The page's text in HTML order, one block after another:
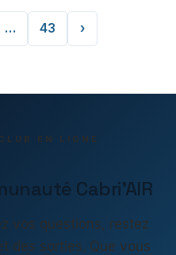
… 43 ›
EN LIGNE
Cabri'AIR
vos questions, restez
des sorties. Que vous